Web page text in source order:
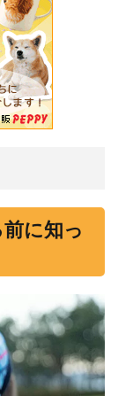
に知っ